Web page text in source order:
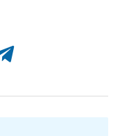
Compartir en Telegram